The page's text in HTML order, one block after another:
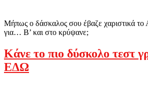
Μήπως ο δάσκαλος σου έβαζε χαριστικά
για… Β’ και στο κρύψανε;
Κάνε το πιο δύσκολο τεστ
ΕΔΩ